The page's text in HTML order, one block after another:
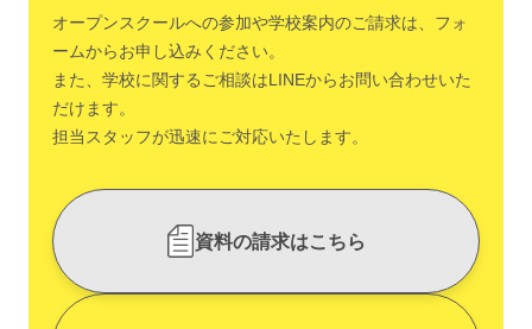
オープンスクールへの参加や学校案内のご請求は、フォ
ームからお申し込みください。
また、学校に関するご相談はLINEからお問い合わせいた
だけます。
担当スタッフが迅速にご対応いたします。
資料の請求はこちら